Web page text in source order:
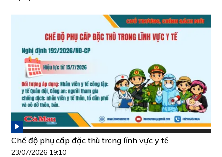
Chế độ phụ cấp đặc thù trong lĩnh vực y tế
23/07/2026 19:10